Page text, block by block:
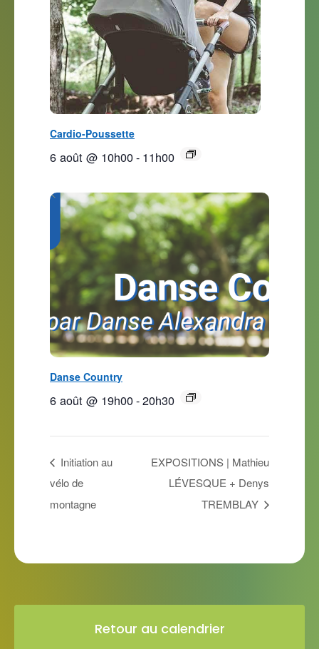
Cardio-Poussette
6 août @ 10h00- 11h00
Danse Country
6 août @ 19h00-20h30
Initiation au
vélo de
montagne
EXPOSITIONS | Mathieu
LÉVESQUE + Denys
TREMBLAY
Retour au calendrier